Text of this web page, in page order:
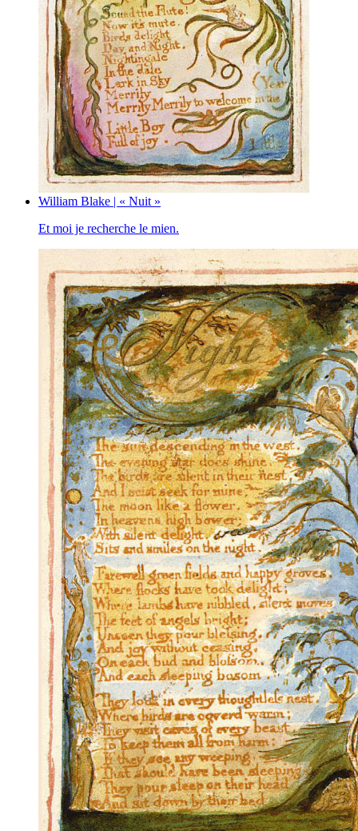
William Blake | « Nuit »
Et moi je recherche le mien.